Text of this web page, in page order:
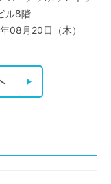
ル8階
08月20日（木）